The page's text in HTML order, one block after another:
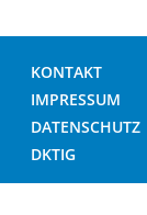
KONTAKT
IMPRESSUM
DATENSCHUTZ
DKTIG